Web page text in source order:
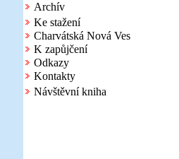
Archív
Ke stažení
Charvátská Nová Ves
K zapůjčení
Odkazy
Kontakty
Návštěvní kniha